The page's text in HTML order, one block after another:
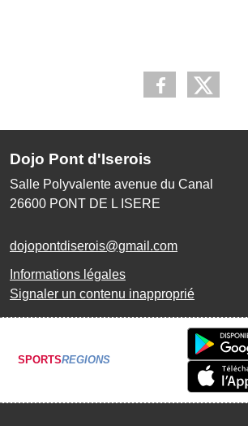
Dojo Pont d'Iserois
Salle Polyvalente avenue du Canal
26600 PONT DE L ISERE
dojopontdiserois@gmail.com
Informations légales
Signaler un contenu inapproprié
SPORTSREGIONS